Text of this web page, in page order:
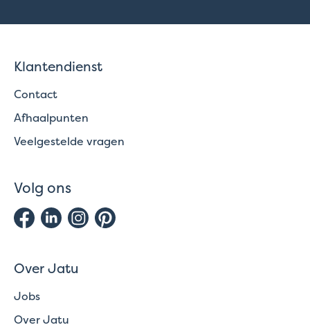
Klantendienst
Contact
Afhaalpunten
Veelgestelde vragen
Volg ons
Over Jatu
Jobs
Over Jatu